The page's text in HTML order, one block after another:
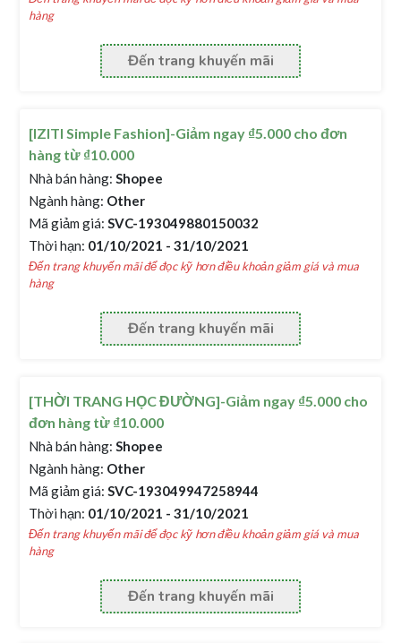
hàng
Đến trang khuyến mãi
[IZITI Simple Fashion]-Giảm ngay ₫5.000 cho đơn
hàng từ ₫10.000
Nhà bán hàng: Shopee
Ngành hàng: Other
Mã giảm giá: SVC-193049880150032
Thời hạn: 01/10/2021 - 31/10/2021
Đến trang khuyến mãi để đọc kỹ hơn điều khoản giảm giá và mua
hàng
Đến trang khuyến mãi
[THỜI TRANG HỌC ĐƯỜNG]-Giảm ngay ₫5.000 cho
đơn hàng từ ₫10.000
Nhà bán hàng: Shopee
Ngành hàng: Other
Mã giảm giá: SVC-193049947258944
Thời hạn: 01/10/2021 - 31/10/2021
Đến trang khuyến mãi để đọc kỹ hơn điều khoản giảm giá và mua
hàng
Đến trang khuyến mãi